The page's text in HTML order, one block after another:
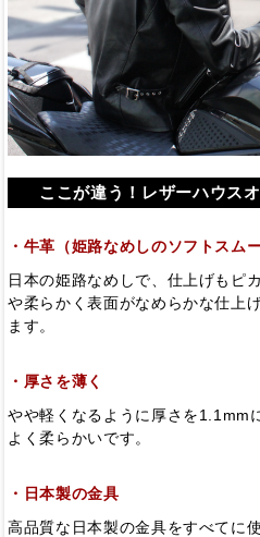
ここが違う！レザーハウス
・牛革（姫路なめしのソフトスムー
日本の姫路なめしで、仕上げもピ
や柔らかく表面がなめらかな仕上
ます。
・厚さを薄く
やや軽くなるように厚さを1.1mm
よく柔らかいです。
・日本製の金具
高品質な日本製の金具をすべてに